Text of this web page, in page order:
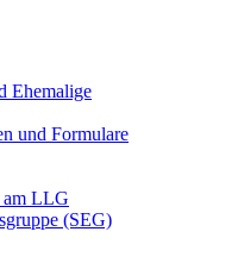
Ehemalige
und Formulare
am LLG
(SEG)